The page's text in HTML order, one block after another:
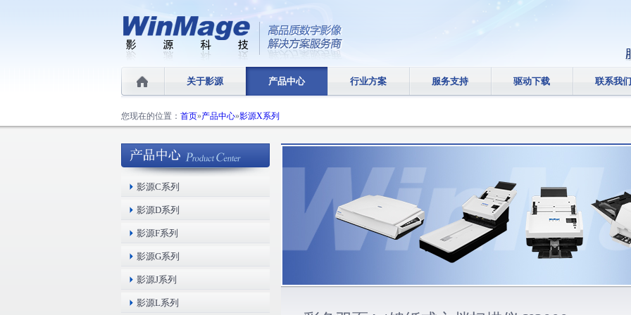
关于影源 产品中心 行业方案 服务支持 驱动下载 联系我们
您现在的位置： 首页»产品中心»影源X系列
影源C系列
影源D系列
影源F系列
影源G系列
影源J系列
影源L系列